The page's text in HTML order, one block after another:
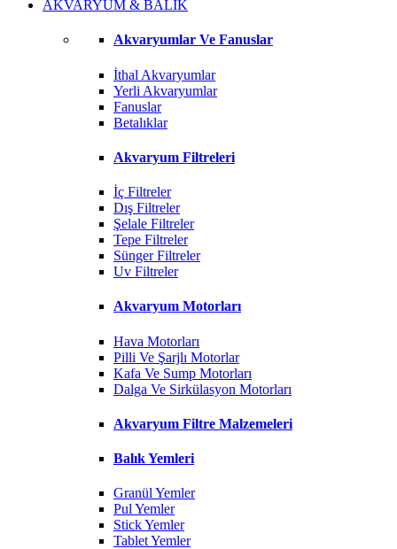
AKVARYUM & BALIK
Akvaryumlar Ve Fanuslar
İthal Akvaryumlar
Yerli Akvaryumlar
Fanuslar
Betalıklar
Akvaryum Filtreleri
İç Filtreler
Dış Filtreler
Şelale Filtreler
Tepe Filtreler
Sünger Filtreler
Uv Filtreler
Akvaryum Motorları
Hava Motorları
Pilli Ve Şarjlı Motorlar
Kafa Ve Sump Motorları
Dalga Ve Sirkülasyon Motorları
Akvaryum Filtre Malzemeleri
Balık Yemleri
Granül Yemler
Pul Yemler
Stick Yemler
Tablet Yemler